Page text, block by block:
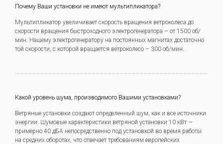
Почему Ваши установки не имеют мультипликатора?
Мультипликатор увеличивает скорость вращения ветроколеса до
скорости вращения быстроходного электрогенератора – от 1500 об/
мин. Нашему электрогенератору на постоянных магнитах достаточно
той скорости, с которой вращается ветроколесо – 300 об/мин.
Какой уровень шума, производимого Вашими установками?
Ветряные установки создают определенный шум, как и все источники
энергии. Шумовые характеристики ветряной установки 10 кВт —
примерно 40 дБА непосредственно под установкой во время работы
на средних оборотах, что отвечает требованиям европейских